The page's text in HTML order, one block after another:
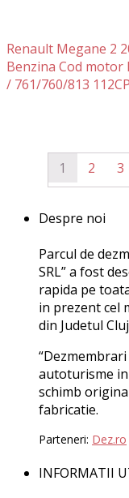
Renault Megane 2
Benzina Cod motor
/ 761/760/813
1 2 3
Despre noi
Parcul de
SRL” a fost
rapida pe
in prezent cel
din Judetul
autoturisme in
schimb
fabricatie.
Parteneri: Dez.ro
INFORMATII